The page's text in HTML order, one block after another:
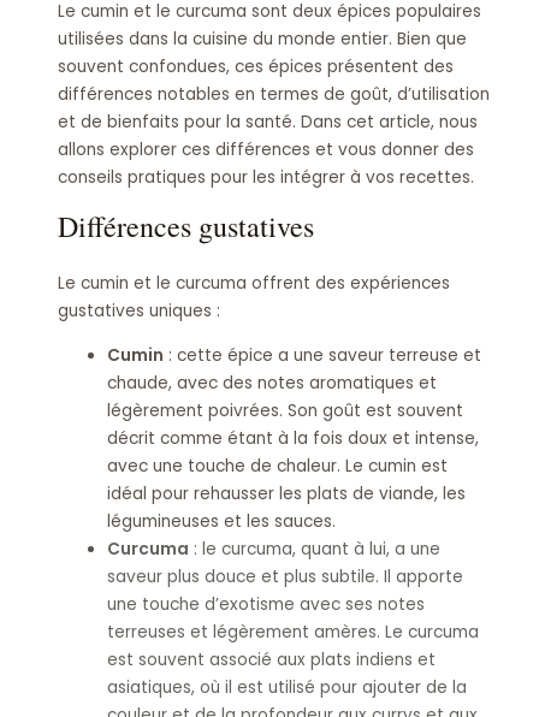
Le cumin et le curcuma sont deux épices populaires
utilisées dans la cuisine du monde entier. Bien que
souvent confondues, ces épices présentent des
différences notables en termes de goût, d’utilisation
et de bienfaits pour la santé. Dans cet article, nous
allons explorer ces différences et vous donner des
conseils pratiques pour les intégrer à vos recettes.
Différences gustatives
Le cumin et le curcuma offrent des expériences
gustatives uniques :
Cumin : cette épice a une saveur terreuse et
chaude, avec des notes aromatiques et
légèrement poivrées. Son goût est souvent
décrit comme étant à la fois doux et intense,
avec une touche de chaleur. Le cumin est
idéal pour rehausser les plats de viande, les
légumineuses et les sauces.
Curcuma : le curcuma, quant à lui, a une
saveur plus douce et plus subtile. Il apporte
une touche d’exotisme avec ses notes
terreuses et légèrement amères. Le curcuma
est souvent associé aux plats indiens et
asiatiques, où il est utilisé pour ajouter de la